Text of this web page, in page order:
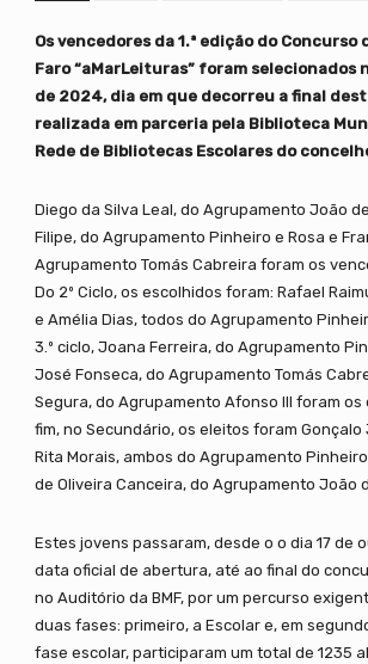
Os vencedores da 1.ª edição do Concurso
Faro “aMarLeituras” foram selecionados
de 2024, dia em que decorreu a final
realizada em parceria pela Biblioteca
Rede de Bibliotecas Escolares do
Diego da Silva Leal, do Agrupamento João
Filipe, do Agrupamento Pinheiro e Rosa e
Agrupamento Tomás Cabreira foram os
Do 2º Ciclo, os escolhidos foram: Rafael
e Amélia Dias, todos do Agrupamento
3.º ciclo, Joana Ferreira, do Agrupamento
José Fonseca, do Agrupamento Tomás
Segura, do Agrupamento Afonso III foram
fim, no Secundário, os eleitos foram Gonçalo
Rita Morais, ambos do Agrupamento
de Oliveira Canceira, do Agrupamento João
Estes jovens passaram, desde o o dia 17 de
data oficial de abertura, até ao final do
no Auditório da BMF, por um percurso
duas fases: primeiro, a Escolar e, em
fase escolar, participaram um total de 1235